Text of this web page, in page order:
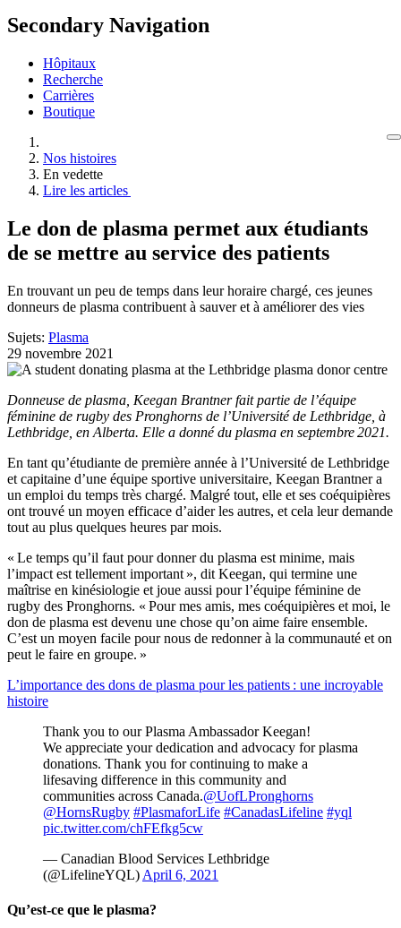
Secondary Navigation
Hôpitaux
Recherche
Carrières
Boutique
Nos histoires
En vedette
Lire les articles
Le don de plasma permet aux étudiants
de se mettre au service des patients
En trouvant un peu de temps dans leur horaire chargé, ces jeunes
donneurs de plasma contribuent à sauver et à améliorer des vies
Sujets: Plasma
29 novembre 2021
Donneuse de plasma, Keegan Brantner fait partie de l’équipe
féminine de rugby des Pronghorns de l’Université de Lethbridge, à
Lethbridge, en Alberta. Elle a donné du plasma en septembre 2021.
En tant qu’étudiante de première année à l’Université de Lethbridge
et capitaine d’une équipe sportive universitaire, Keegan Brantner a
un emploi du temps très chargé. Malgré tout, elle et ses coéquipières
ont trouvé un moyen efficace d’aider les autres, et cela leur demande
tout au plus quelques heures par mois.
« Le temps qu’il faut pour donner du plasma est minime, mais
l’impact est tellement important », dit Keegan, qui termine une
maîtrise en kinésiologie et joue aussi pour l’équipe féminine de
rugby des Pronghorns. « Pour mes amis, mes coéquipières et moi, le
don de plasma est devenu une chose qu’on aime faire ensemble.
C’est un moyen facile pour nous de redonner à la communauté et on
peut le faire en groupe. »
L’importance des dons de plasma pour les patients : une incroyable
histoire
Thank you to our Plasma Ambassador Keegan!
We appreciate your dedication and advocacy for plasma
donations. Thank you for continuing to make a
lifesaving difference in this community and
communities across Canada.@UofLPronghorns
@HornsRugby #PlasmaforLife #CanadasLifeline #yql
pic.twitter.com/chFEfkg5cw
— Canadian Blood Services Lethbridge
(@LifelineYQL) April 6, 2021
Qu’est-ce que le plasma?